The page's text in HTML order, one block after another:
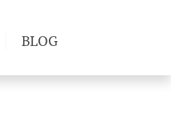
BLOG